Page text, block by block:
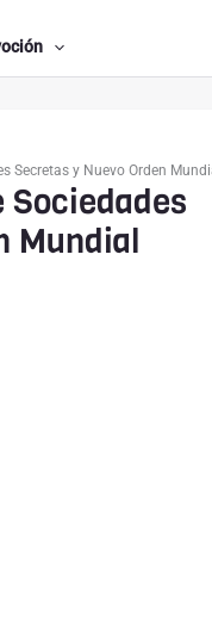
Secretas y Nuevo Orden
Sociedades
Mundial